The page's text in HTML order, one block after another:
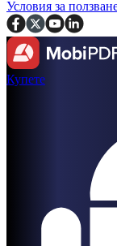
Условия за
Купете